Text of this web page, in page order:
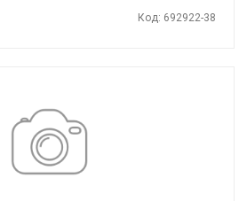
Код: 692922-38